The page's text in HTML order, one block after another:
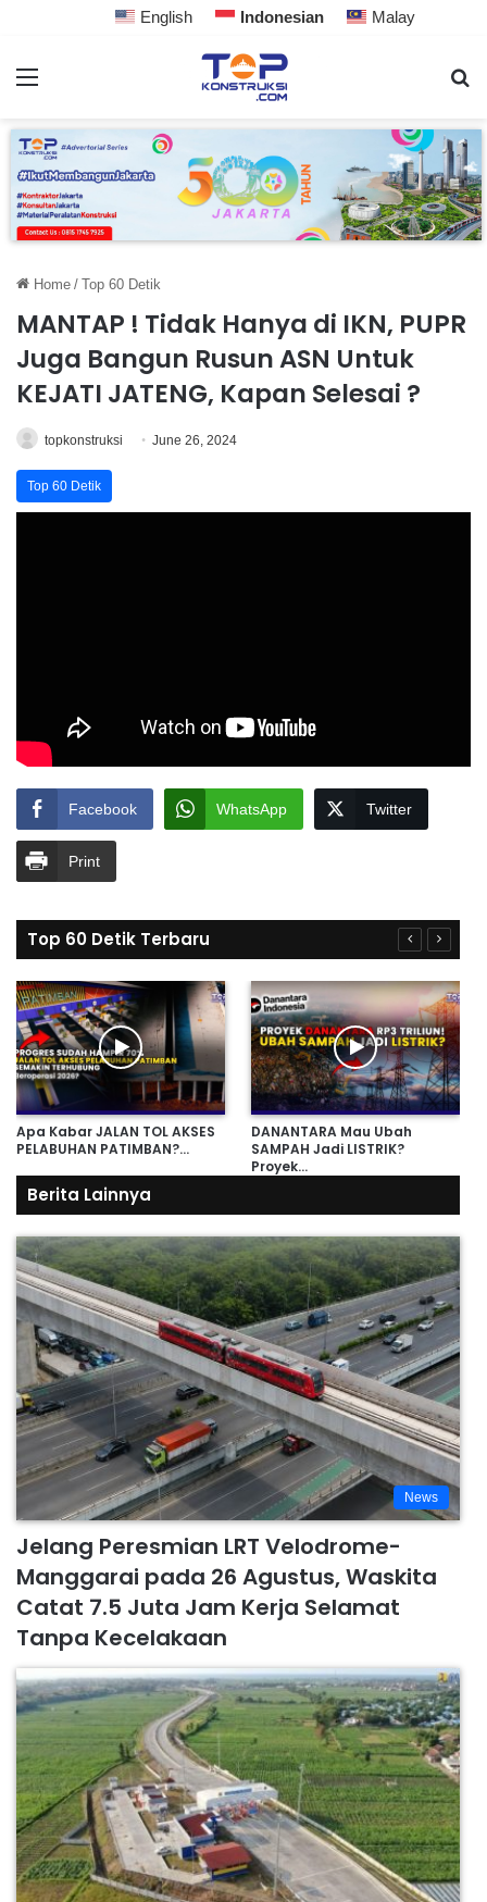
English Indonesian Malay
Home / Top 60 Detik
MANTAP ! Tidak Hanya di IKN, PUPR
Juga Bangun Rusun ASN Untuk
KEJATI JATENG, Kapan Selesai ?
topkonstruksi June 26, 2024
Top 60 Detik
Facebook WhatsApp Twitter
Print
Top 60 Detik Terbaru
Apa Kabar JALAN TOL AKSES
PELABUHAN PATIMBAN?…
DANANTARA Mau Ubah
SAMPAH Jadi LISTRIK?
Proyek…
Berita Lainnya
News
Jelang Peresmian LRT Velodrome-
Manggarai pada 26 Agustus, Waskita
Catat 7.5 Juta Jam Kerja Selamat
Tanpa Kecelakaan